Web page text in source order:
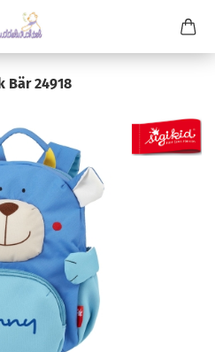
Bär 24918